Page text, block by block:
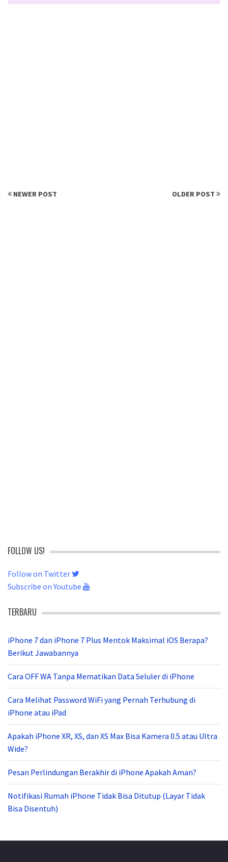
NEWER POST OLDER POST
FOLLOW US!
Follow on Twitter
Subscribe on Youtube
TERBARU
iPhone 7 dan iPhone 7 Plus Mentok Maksimal iOS Berapa?
Berikut Jawabannya
Cara OFF WA Tanpa Mematikan Data Seluler di iPhone
Cara Melihat Password WiFi yang Pernah Terhubung di
iPhone atau iPad
Apakah iPhone XR, XS, dan XS Max Bisa Kamera 0.5 atau Ultra
Wide?
Pesan Perlindungan Berakhir di iPhone Apakah Aman?
Notifikasi Rumah iPhone Tidak Bisa Ditutup (Layar Tidak
Bisa Disentuh)